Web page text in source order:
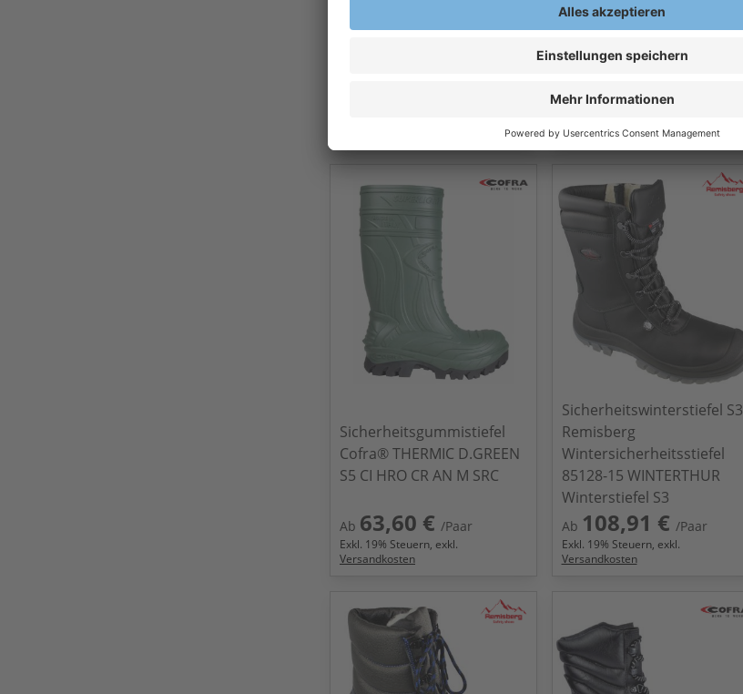
Wintersicherheitsstiefel
teXXor®
Wintersicherheitsstiefel
6330 RANGER Winterstiefel
Ab23,56 € /Paar
Versandkosten
Sicherheitsgummistiefel
Cofra® THERMIC D.GREEN
S5 CI HRO CR AN M SRC
Ab 63,60 € /Paar
Exkl. 19% Steuern, exkl.
Versandkosten
Sicherheitswinterstiefel S3
Remisberg
Wintersicherheitsstiefel
85128-15 WINTERTHUR
Winterstiefel S3
Ab 108,91 € /Paar
Exkl. 19% Steuern, exkl.
Versandkosten